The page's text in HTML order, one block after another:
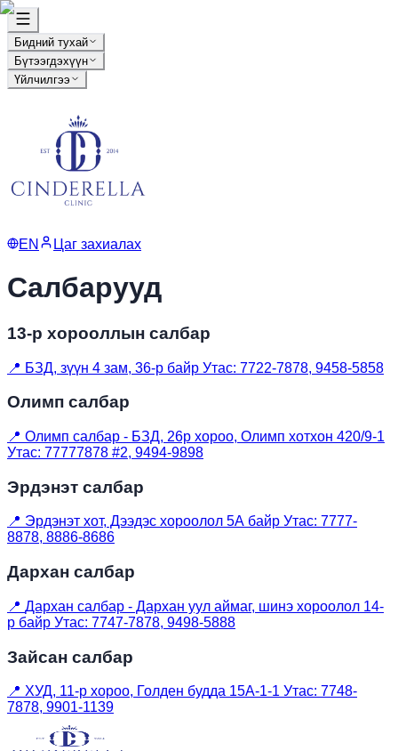
Бидний тухай
Бүтээгдэхүүн
Үйлчилгээ
EN Цаг захиалах
Салбарууд
13-р хорооллын салбар
📍 БЗД, зүүн 4 зам, 36-р байр Утас: 7722-7878, 9458-5858
Олимп салбар
📍 Олимп салбар - БЗД, 26р хороо, Олимп хотхон 420/9-1
Утас: 77777878 #2, 9494-9898
Эрдэнэт салбар
📍 Эрдэнэт хот, Дээдэс хороолол 5А байр Утас: 7777-
8878, 8886-8686
Дархан салбар
📍 Дархан салбар - Дархан уул аймаг, шинэ хороолол 14-
р байр Утас: 7747-7878, 9498-5888
Зайсан салбар
📍 ХУД, 11-р хороо, Голден будда 15A-1-1 Утас: 7748-
7878, 9901-1139